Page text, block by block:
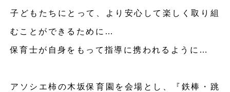
子どもたちにとって、より安心して楽しく取り組
むことができるために…
保育士が自身をもって指導に携われるように…
アソシエ柿の木坂保育園を会場とし、『鉄棒・跳